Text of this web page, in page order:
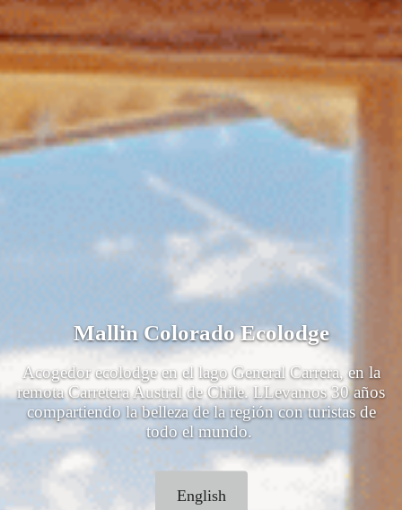
Mallin Colorado Ecolodge
Acogedor ecolodge en el lago General Carrera, en la
remota Carretera Austral de Chile. LLevamos 30 años
compartiendo la belleza de la región con turistas de
todo el mundo.
English